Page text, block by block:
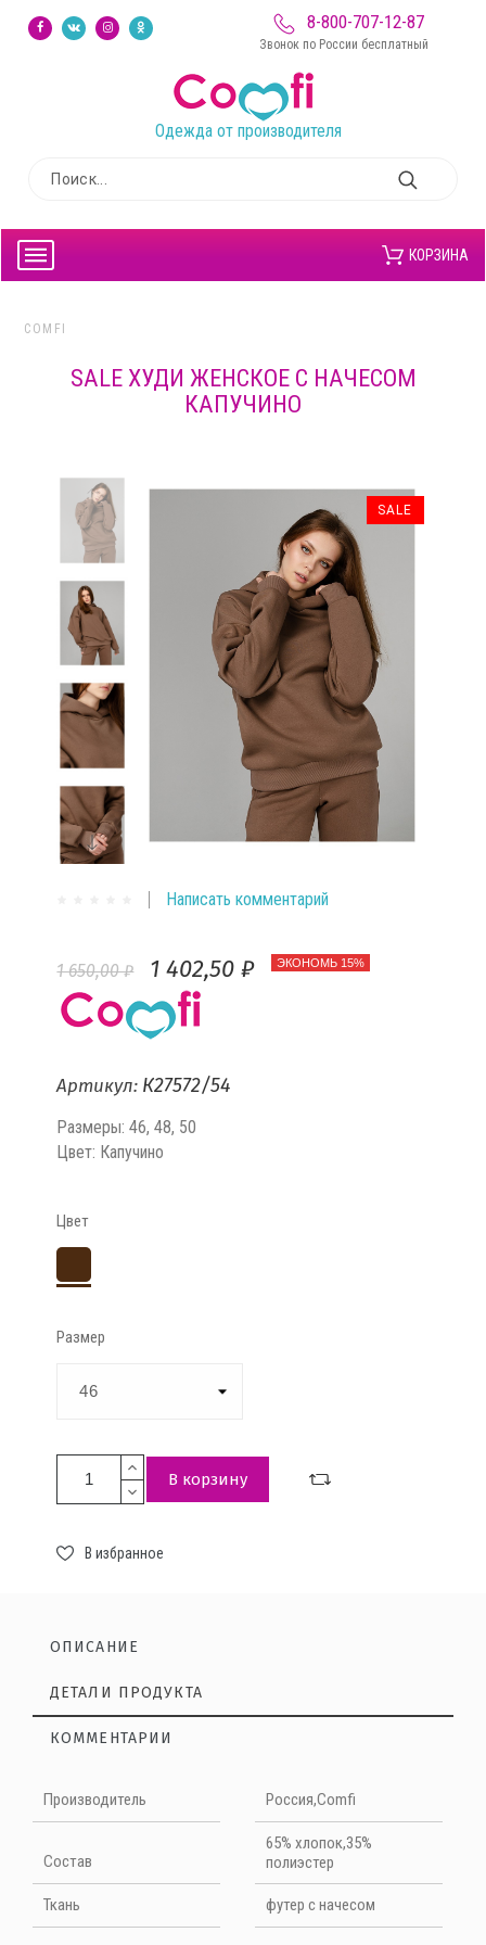
8-800-707-12-87
Звонок по России бесплатный
Одежда от производителя
КОРЗИНА
COMFI
SALE ХУДИ ЖЕНСКОЕ С НАЧЕСОМ
КАПУЧИНО
SALE
Написать комментарий
1 650,00 ₽ 1 402,50 ₽ ЭКОНОМЬ 15%
Артикул: К27572/54
Размеры: 46, 48, 50
Цвет: Капучино
Цвет
Размер
В корзину
В избранное
ОПИСАНИЕ
ДЕТАЛИ ПРОДУКТА
КОММЕНТАРИИ
Производитель Россия,Comfi
Cостав
65% хлопок,35%
полиэстер
Ткань футер с начесом
Нет отзывов на данный момент
Quality